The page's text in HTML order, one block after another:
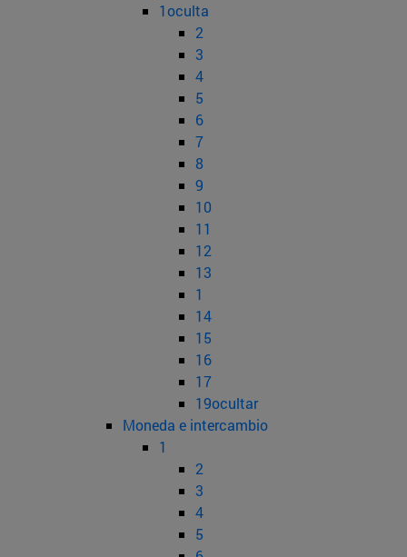
1oculta
2
3
4
5
6
7
8
9
10
11
12
13
1
14
15
16
17
19ocultar
Moneda e intercambio
1
2
3
4
5